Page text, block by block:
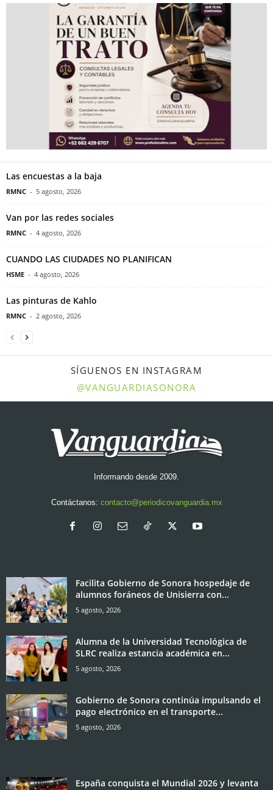
Las encuestas a la baja
RMNC - 5 agosto, 2026
Van por las redes sociales
RMNC - 4 agosto, 2026
CUANDO LAS CIUDADES NO PLANIFICAN
HSME - 4 agosto, 2026
Las pinturas de Kahlo
RMNC - 2 agosto, 2026
SÍGUENOS EN INSTAGRAM
@VANGUARDIASONORA
Informando desde 2009.
Contáctanos: contacto@periodicovanguardia.mx
Facilita Gobierno de Sonora hospedaje de
alumnos foráneos de Unisierra con...
5 agosto, 2026
Alumna de la Universidad Tecnológica de
SLRC realiza estancia académica en...
5 agosto, 2026
Gobierno de Sonora continúa impulsando el
pago electrónico en el transporte...
5 agosto, 2026
España conquista el Mundial 2026 y levanta